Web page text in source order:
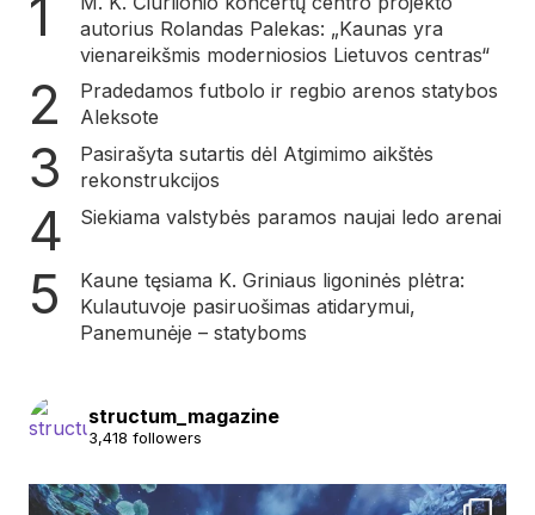
autorius Rolandas Palekas: „Kaunas yra
vienareikšmis moderniosios Lietuvos centras“
Pradedamos futbolo ir regbio arenos statybos
Aleksote
Pasirašyta sutartis dėl Atgimimo aikštės
rekonstrukcijos
Siekiama valstybės paramos naujai ledo arenai
Kaune tęsiama K. Griniaus ligoninės plėtra:
Kulautuvoje pasiruošimas atidarymui,
Panemunėje – statyboms
structum_magazine
3,418 followers